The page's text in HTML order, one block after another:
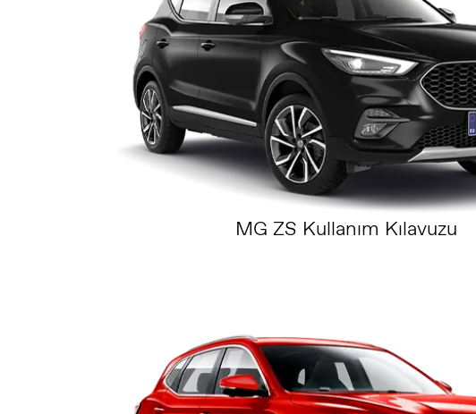
MG ZS Kullanım Kılavuzu